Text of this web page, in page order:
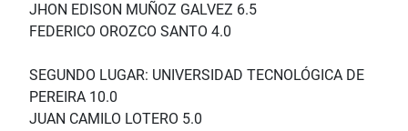
JHON EDISON MUÑOZ GALVEZ 6.5
FEDERICO OROZCO SANTO 4.0
SEGUNDO LUGAR: UNIVERSIDAD TECNOLÓGICA DE
PEREIRA 10.0
JUAN CAMILO LOTERO 5.0